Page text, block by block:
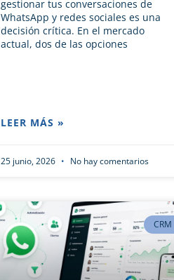
gestionar tus conversaciones de
WhatsApp y redes sociales es una
decisión crítica. En el mercado
actual, dos de las opciones
LEER MÁS »
25 junio, 2026 No hay comentarios
CRM